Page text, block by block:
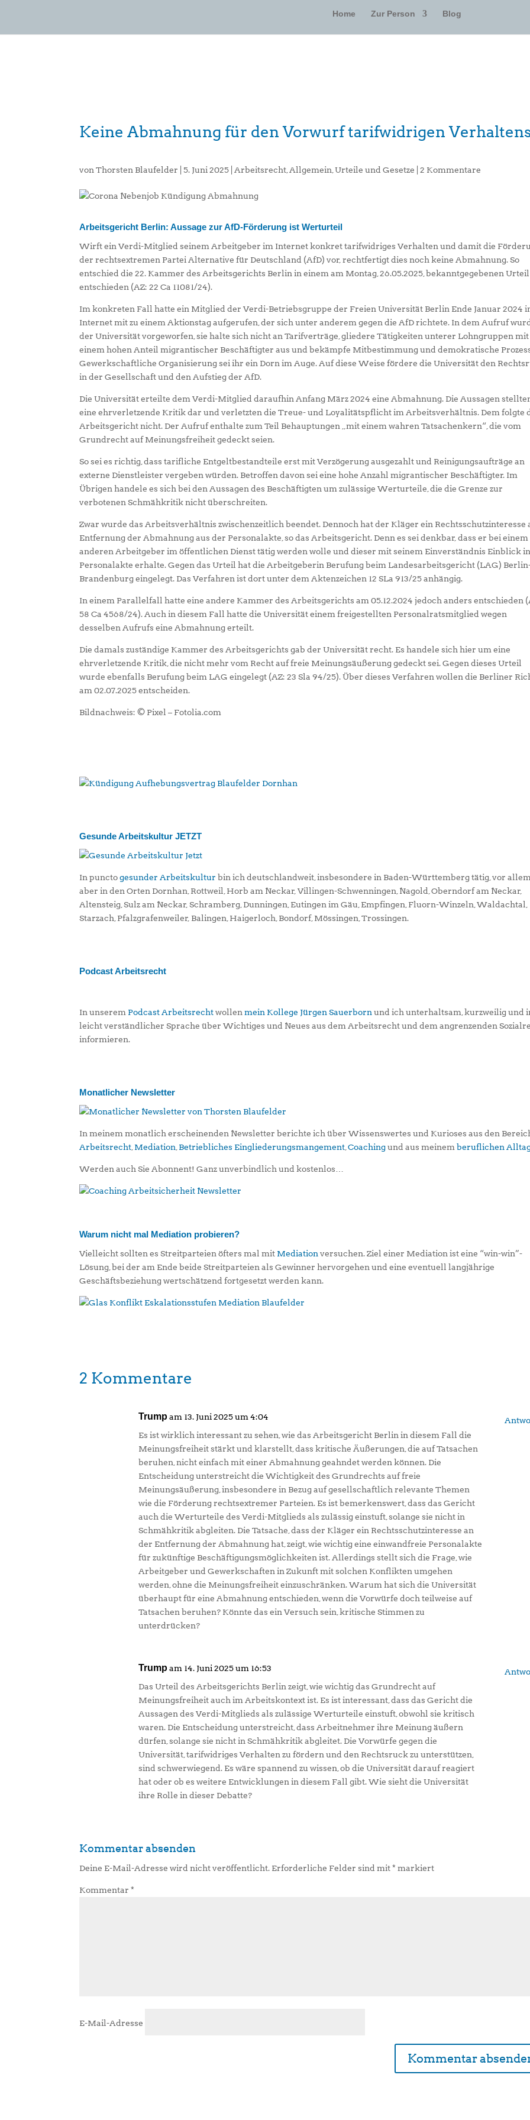
Home Zur Person Blog
Keine Abmahnung für den Vorwurf tarifwidrigen
vonThorsten Blaufelder |5. Juni 2025 Arbeitsrecht Allgemein ,Urteile und Gesetze |2 Kommentare
Arbeitsgericht Berlin: Aussage zur AfD-Förderung ist Werturteil
Wirft ein Verdi-Mitglied seinem Arbeitgeber im Internet konkret tarifwidriges Verhalten und damit die
der rechtsextremen Partei Alternative für Deutschland (AfD) vor, rechtfertigt dies noch keine Abmahnung. So
entschied die 22. Kammer des Arbeitsgerichts Berlin in einem am Montag, 26.05.2025, bekanntgegebenen Urteil
entschieden (AZ: 22 Ca 11081/24).
Im konkreten Fall hatte ein Mitglied der Verdi-Betriebsgruppe der Freien Universität Berlin Ende Januar 2024
Internet mit zu einem Aktionstag aufgerufen, der sich unter anderem gegen die AfD richtete. In dem Aufruf
der Universität vorgeworfen, sie halte sich nicht an Tarifverträge, gliedere Tätigkeiten unterer Lohngruppen mit
einem hohen Anteil migrantischer Beschäftigter aus und bekämpfe Mitbestimmung und demokratische
Gewerkschaftliche Organisierung sei ihr ein Dorn im Auge. Auf diese Weise fördere die Universität den
in der Gesellschaft und den Aufstieg der AfD.
Die Universität erteilte dem Verdi-Mitglied daraufhin Anfang März 2024 eine Abmahnung. Die Aussagen
eine ehrverletzende Kritik dar und verletzten die Treue- und Loyalitätspflicht im Arbeitsverhältnis. Dem folgte
Arbeitsgericht nicht. Der Aufruf enthalte zum Teil Behauptungen „mit einem wahren Tatsachenkern“, die vom
Grundrecht auf Meinungsfreiheit gedeckt seien.
So sei es richtig, dass tarifliche Entgeltbestandteile erst mit Verzögerung ausgezahlt und Reinigungsaufträge an
externe Dienstleister vergeben würden. Betroffen davon sei eine hohe Anzahl migrantischer Beschäftigter. Im
Übrigen handele es sich bei den Aussagen des Beschäftigten um zulässige Werturteile, die die Grenze zur
verbotenen Schmähkritik nicht überschreiten.
Zwar wurde das Arbeitsverhältnis zwischenzeitlich beendet. Dennoch hat der Kläger ein Rechtsschutzinteresse
Entfernung der Abmahnung aus der Personalakte, so das Arbeitsgericht. Denn es sei denkbar, dass er bei einem
anderen Arbeitgeber im öffentlichen Dienst tätig werden wolle und dieser mit seinem Einverständnis Einblick
Personalakte erhalte. Gegen das Urteil hat die Arbeitgeberin Berufung beim Landesarbeitsgericht (LAG)
Brandenburg eingelegt. Das Verfahren ist dort unter dem Aktenzeichen 12 SLa 913/25 anhängig.
In einem Parallelfall hatte eine andere Kammer des Arbeitsgerichts am 05.12.2024 jedoch anders entschieden
58 Ca 4568/24). Auch in diesem Fall hatte die Universität einem freigestellten Personalratsmitglied wegen
desselben Aufrufs eine Abmahnung erteilt.
Die damals zuständige Kammer des Arbeitsgerichts gab der Universität recht. Es handele sich hier um eine
ehrverletzende Kritik, die nicht mehr vom Recht auf freie Meinungsäußerung gedeckt sei. Gegen dieses Urteil
wurde ebenfalls Berufung beim LAG eingelegt (AZ: 23 Sla 94/25). Über dieses Verfahren wollen die Berliner
am 02.07.2025 entscheiden.
Bildnachweis: © Pixel – Fotolia.com
Gesunde Arbeitskultur JETZT
In punctogesunder Arbeitskultur bin ich deutschlandweit, insbesondere in Baden-Württemberg tätig, vor
aber in den Orten Dornhan, Rottweil, Horb am Neckar, Villingen-Schwenningen, Nagold, Oberndorf am Neckar,
Altensteig, Sulz am Neckar, Schramberg, Dunningen, Eutingen im Gäu, Empfingen, Fluorn-Winzeln, Waldachtal,
Starzach, Pfalzgrafenweiler, Balingen, Haigerloch, Bondorf, Mössingen, Trossingen.
Podcast Arbeitsrecht
In unserem Podcast Arbeitsrechtwollenmein Kollege Jürgen Sauerborn und ich unterhaltsam, kurzweilig und
leicht verständlicher Sprache über Wichtiges und Neues aus dem Arbeitsrecht und dem angrenzenden
informieren.
Monatlicher Newsletter
In meinem monatlich erscheinenden Newsletter berichte ich über Wissenswertes und Kurioses aus den
Arbeitsrecht Mediation Betriebliches Eingliederungsmangement ,Coachingund aus meinemberuflichen
Werden auch Sie Abonnent! Ganz unverbindlich und kostenlos…
Warum nicht mal Mediation probieren?
Vielleicht sollten es Streitparteien öfters mal mit Mediation versuchen. Ziel einer Mediation ist eine “win-win”-
Lösung, bei der am Ende beide Streitparteien als Gewinner hervorgehen und eine eventuell langjährige
Geschäftsbeziehung wertschätzend fortgesetzt werden kann.
2 Kommentare
Trump am 13. Juni 2025 um 4:04
Es ist wirklich interessant zu sehen, wie das Arbeitsgericht Berlin in diesem Fall die
Meinungsfreiheit stärkt und klarstellt, dass kritische Äußerungen, die auf Tatsachen
beruhen, nicht einfach mit einer Abmahnung geahndet werden können. Die
Entscheidung unterstreicht die Wichtigkeit des Grundrechts auf freie
Meinungsäußerung, insbesondere in Bezug auf gesellschaftlich relevante Themen
wie die Förderung rechtsextremer Parteien. Es ist bemerkenswert, dass das Gericht
auch die Werturteile des Verdi-Mitglieds als zulässig einstuft, solange sie nicht in
Schmähkritik abgleiten. Die Tatsache, dass der Kläger ein Rechtsschutzinteresse an
der Entfernung der Abmahnung hat, zeigt, wie wichtig eine einwandfreie Personalakte
für zukünftige Beschäftigungsmöglichkeiten ist. Allerdings stellt sich die Frage, wie
Arbeitgeber und Gewerkschaften in Zukunft mit solchen Konflikten umgehen
werden, ohne die Meinungsfreiheit einzuschränken. Warum hat sich die Universität
überhaupt für eine Abmahnung entschieden, wenn die Vorwürfe doch teilweise auf
Tatsachen beruhen? Könnte das ein Versuch sein, kritische Stimmen zu
unterdrücken?
Trump am 14. Juni 2025 um 16:53
Das Urteil des Arbeitsgerichts Berlin zeigt, wie wichtig das Grundrecht auf
Meinungsfreiheit auch im Arbeitskontext ist. Es ist interessant, dass das Gericht die
Aussagen des Verdi-Mitglieds als zulässige Werturteile einstuft, obwohl sie kritisch
waren. Die Entscheidung unterstreicht, dass Arbeitnehmer ihre Meinung äußern
dürfen, solange sie nicht in Schmähkritik abgleitet. Die Vorwürfe gegen die
Universität, tarifwidriges Verhalten zu fördern und den Rechtsruck zu unterstützen,
sind schwerwiegend. Es wäre spannend zu wissen, ob die Universität darauf reagiert
hat oder ob es weitere Entwicklungen in diesem Fall gibt. Wie sieht die Universität
ihre Rolle in dieser Debatte?
Kommentar absenden
Deine E-Mail-Adresse wird nicht veröffentlicht. Erforderliche Felder sind mit* markiert
Kommentar*
E-Mail-Adresse